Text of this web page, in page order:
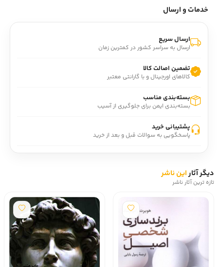
خدمات و ارسال
ارسال سریع
ارسال به سراسر کشور در کمترین زمان
تضمین اصالت کالا
کالاهای اورجینال و با گارانتی معتبر
بسته‌بندی مناسب
بسته‌بندی ایمن برای جلوگیری از آسیب
پشتیبانی خرید
پاسخگویی به سوالات قبل و بعد از خرید
دیگر آثاراین ناشر
تازه ترین آثار ناشر